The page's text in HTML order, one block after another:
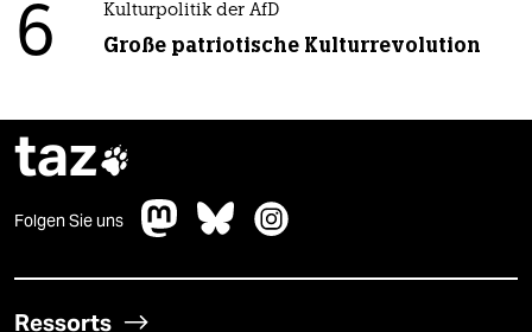
6 Kulturpolitik der AfD
Große patriotische Kulturrevolution
taz
Folgen Sie uns
Ressorts